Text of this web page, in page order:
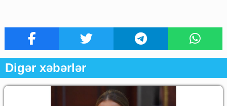
Digər xəbərlər